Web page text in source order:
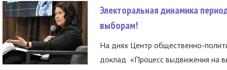
Электоральная динамика
выборам!
На днях Центр общественно-
доклад «Процесс выдвижения на